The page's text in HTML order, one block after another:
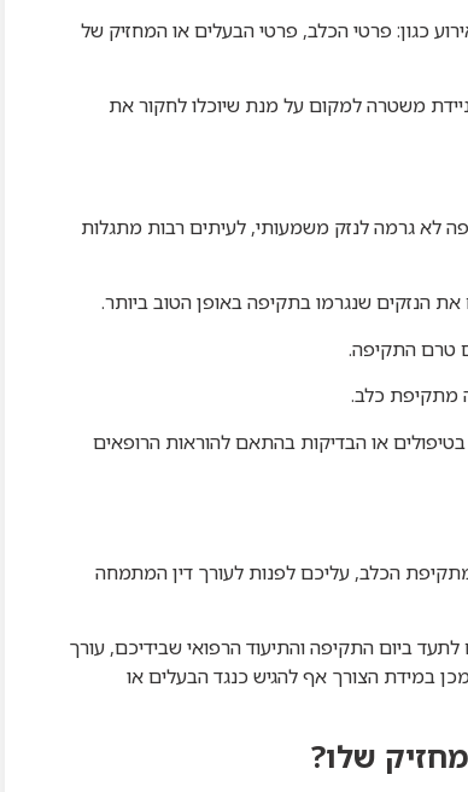
כגון: פרטי הכלב, פרטי הבעלים או המחזיק של
משטרה למקום על מנת שיוכלו לחקור את
לא גרמה לנזק משמעותי, לעיתים רבות מתגלות
הנזקים שנגרמו בתקיפה באופן הטוב ביותר.
טרם התקיפה.
מתקיפת כלב.
או הבדיקות בהתאם להוראות הרופאים
הכלב, עליכם לפנות לעורך דין המתמחה
ביום התקיפה והתיעוד הרפואי שבידיכם, עורך
במידת הצורך אף להגיש כנגד הבעלים או
שלו?